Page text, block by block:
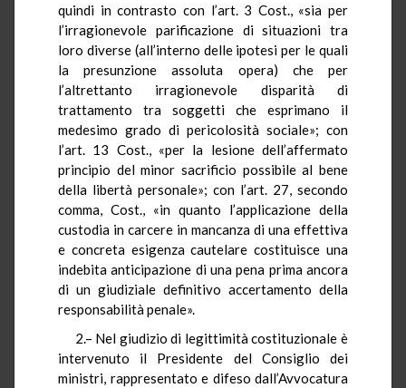
quindi in contrasto con l’art. 3 Cost., «sia per
l’irragionevole parificazione di situazioni tra
loro diverse (all’interno delle ipotesi per le quali
la presunzione assoluta opera) che per
l’altrettanto irragionevole disparità di
trattamento tra soggetti che esprimano il
medesimo grado di pericolosità sociale»; con
l’art. 13 Cost., «per la lesione dell’affermato
principio del minor sacrificio possibile al bene
della libertà personale»; con l’art. 27, secondo
comma, Cost., «in quanto l’applicazione della
custodia in carcere in mancanza di una effettiva
e concreta esigenza cautelare costituisce una
indebita anticipazione di una pena prima ancora
di un giudiziale definitivo accertamento della
responsabilità penale».
2.– Nel giudizio di legittimità costituzionale è
intervenuto il Presidente del Consiglio dei
ministri, rappresentato e difeso dall’Avvocatura